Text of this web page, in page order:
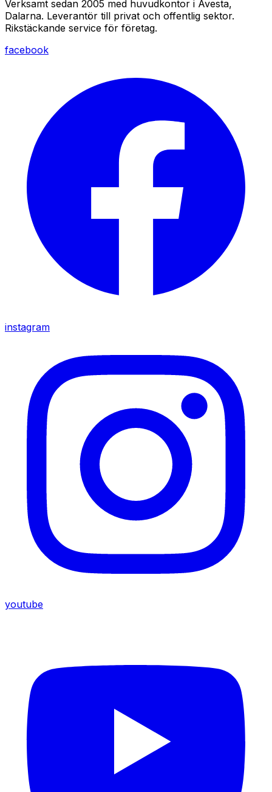
Verksamt sedan 2005 med huvudkontor i Avesta,
Dalarna. Leverantör till privat och offentlig sektor.
Rikstäckande service för företag.
facebook
instagram
youtube